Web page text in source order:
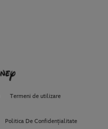
Termeni de utilizare
Politica De Confidențialitate